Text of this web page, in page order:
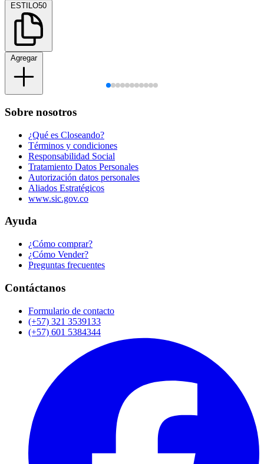
ESTILO50
Agregar
Sobre nosotros
¿Qué es Closeando?
Términos y condiciones
Responsabilidad Social
Tratamiento Datos Personales
Autorización datos personales
Aliados Estratégicos
www.sic.gov.co
Ayuda
¿Cómo comprar?
¿Cómo Vender?
Preguntas frecuentes
Contáctanos
Formulario de contacto
(+57) 321 3539133
(+57) 601 5384344